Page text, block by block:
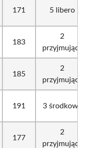
171 5 libero
183
2
przyjmujący
185
2
przyjmujący
191 3 środkowy
177
2
przyjmujący